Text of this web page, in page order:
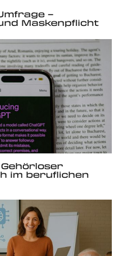
–
Maskenpflicht
im beruflichen